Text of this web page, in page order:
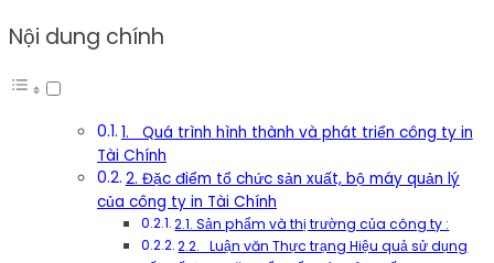
Nội dung chính
1. Quá trình hình thành và phát triển công ty in
Tài Chính
2. Đặc điểm tổ chức sản xuất, bộ máy quản lý
của công ty in Tài Chính
2.1. Sản phẩm và thị trường của công ty :
2.2. Luận văn Thực trạng Hiệu quả sử dụng